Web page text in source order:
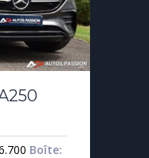
Boîte: